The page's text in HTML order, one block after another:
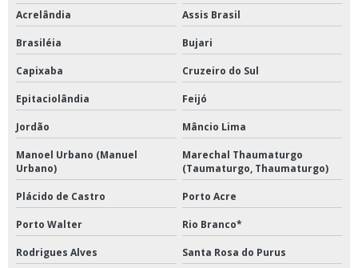
Acrelândia
Assis Brasil
Brasiléia Bujari
Capixaba Cruzeiro do Sul
Epitaciolândia Feijó
Jordão Mâncio Lima
Manoel Urbano (Manuel
Urbano)
Marechal Thaumaturgo
(Taumaturgo, Thaumaturgo)
Plácido de Castro Porto Acre
Porto Walter Rio Branco*
Rodrigues Alves Santa Rosa do Purus